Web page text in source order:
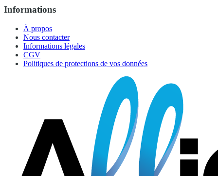
Informations
À propos
Nous contacter
Informations légales
CGV
Politiques de protections de vos données